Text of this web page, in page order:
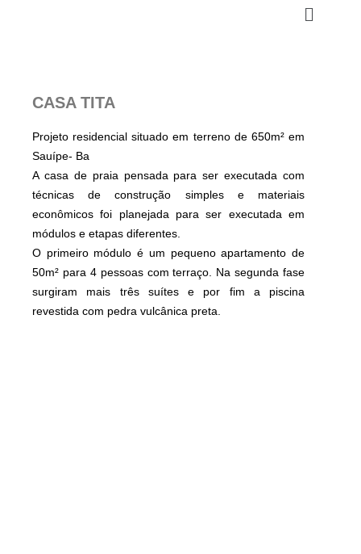
conteúdo
CASA TITA
Projeto residencial situado em terreno de 650m² em
Sauípe- Ba
A casa de praia pensada para ser executada com
técnicas de construção simples e materiais
econômicos foi planejada para ser executada em
módulos e etapas diferentes.
O primeiro módulo é um pequeno apartamento de
50m² para 4 pessoas com terraço. Na segunda fase
surgiram mais três suítes e por fim a piscina
revestida com pedra vulcânica preta.